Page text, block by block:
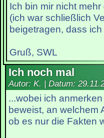
Ich bin mir nicht
(ich war schließlich
beigetragen, dass
Gruß, SWL
Ich noch mal
Autor: K. | Datum:
...wobei ich
beweist, an welchem
ob es nur die Fakten